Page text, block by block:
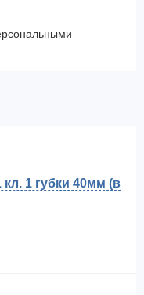
1 губки 40мм (в